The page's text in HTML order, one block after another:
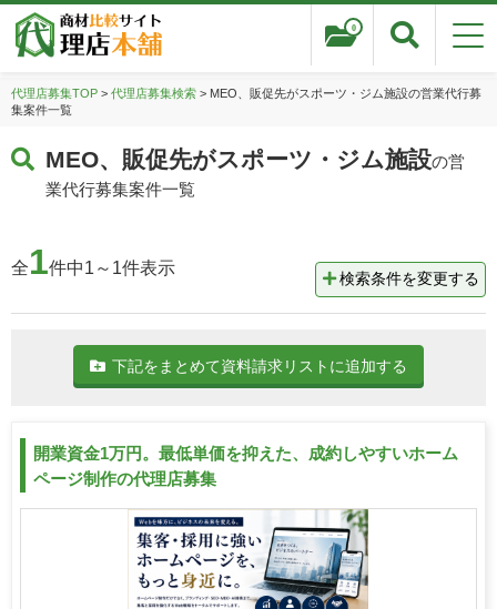
0
代理店募集TOP> 代理店募集検索> MEO、販促先がスポーツ・ジム施設の営業代行募
集案件一覧
MEO、販促先がスポーツ・ジム施設の営
業代行募集案件一覧
全1件中1～1件表示
検索条件を変更する
下記をまとめて資料請求リストに追加する
開業資金1万円。最低単価を抑えた、成約しやすいホーム
ページ制作の代理店募集